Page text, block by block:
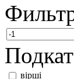
вірші